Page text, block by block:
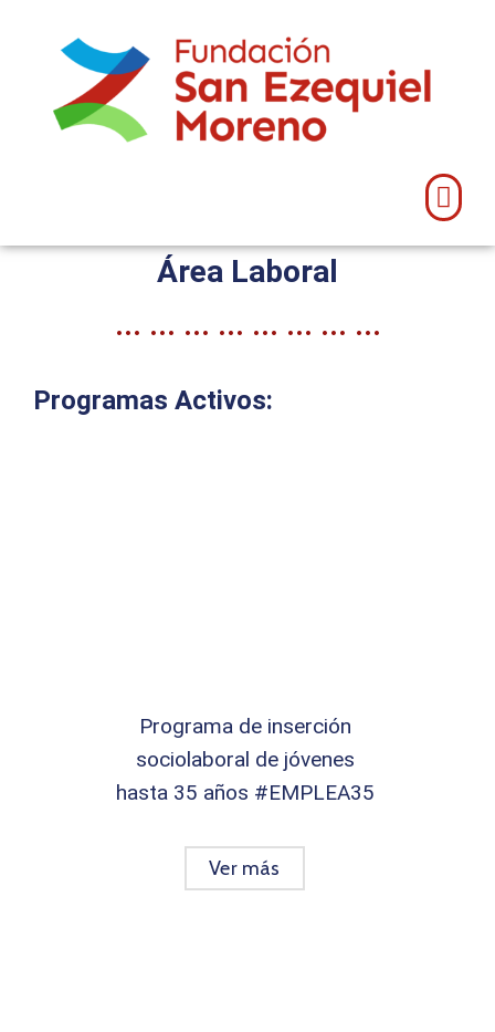
Área Laboral
... ... ... ... ... ... ... ...
Programas Activos:
Programa de inserción
sociolaboral de jóvenes
hasta 35 años #EMPLEA35
Ver más